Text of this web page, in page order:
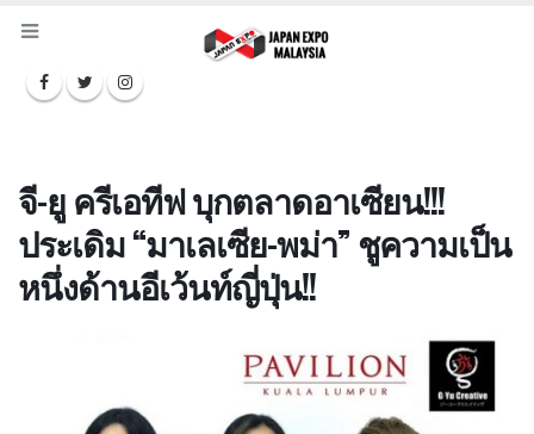
จี-ยู ครีเอทีฟ บุกตลาดอาเซียน!!!
ประเดิม “มาเลเซีย-พม่า” ชูความเป็น
หนึ่งด้านอีเว้นท์ญี่ปุ่น!!